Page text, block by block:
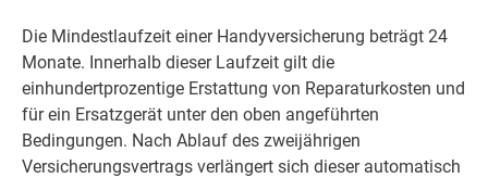
Die Mindestlaufzeit einer Handyversicherung beträgt 24
Monate. Innerhalb dieser Laufzeit gilt die
einhundertprozentige Erstattung von Reparaturkosten und
für ein Ersatzgerät unter den oben angeführten
Bedingungen. Nach Ablauf des zweijährigen
Versicherungsvertrags verlängert sich dieser automatisch